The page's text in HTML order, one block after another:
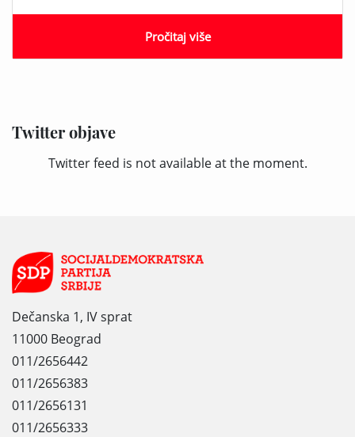
Twitter objave
Twitter feed is not available at the moment.
Pročitaj više
Dečanska 1, IV sprat
11000 Beograd
011/2656442
011/2656383
011/2656131
011/2656333